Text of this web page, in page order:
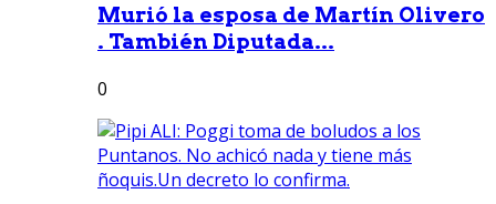
Murió la esposa de Martín Olivero
. También Diputada...
0